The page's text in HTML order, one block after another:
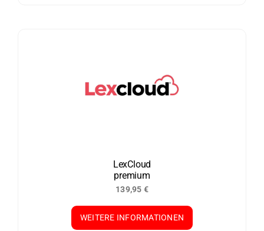
LexCloud
premium
139,95 €
WEITERE INFORMATIONEN